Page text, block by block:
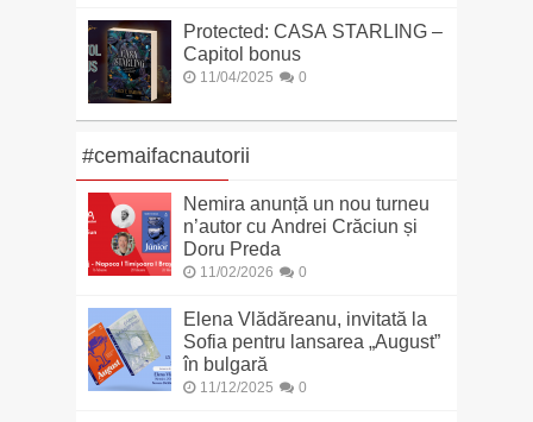
Protected: CASA STARLING –
Capitol bonus
11/04/2025 0
#cemaifacnautorii
Nemira anunță un nou turneu
n’autor cu Andrei Crăciun și
Doru Preda
11/02/2026 0
Elena Vlădăreanu, invitată la
Sofia pentru lansarea „August”
în bulgară
11/12/2025 0